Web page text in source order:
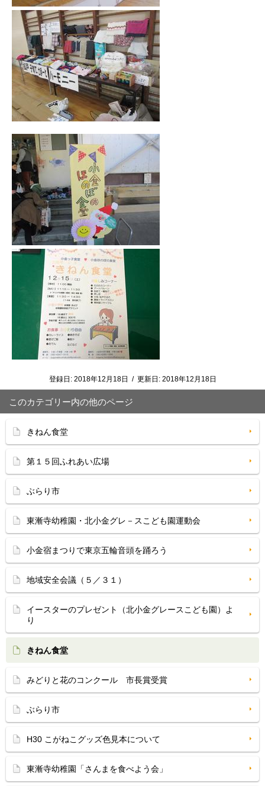
登録日: 2018年12月18日 / 更新日: 2018年12月18日
このカテゴリー内の他のページ
きねん食堂
第１５回ふれあい広場
ぶらり市
東漸寺幼稚園・北小金グレ－スこども園運動会
小金宿まつりで東京五輪音頭を踊ろう
地域安全会議（５／３１）
イースターのプレゼント（北小金グレースこども園）よ
り
きねん食堂
みどりと花のコンクール 市長賞受賞
ぶらり市
H30 こがねこグッズ色見本について
東漸寺幼稚園「さんまを食べよう会」